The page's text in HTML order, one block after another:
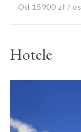
Od 15900 zł / os
Hotele